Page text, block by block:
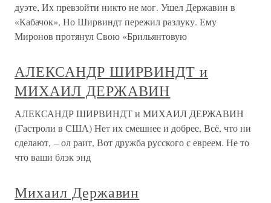
дуэте, Их превзойти никто не мог. Ушел Державин в
«Кабачок», Но Ширвиндт пережил разлуку. Ему
Миронов протянул Свою «Брильянтовую
АЛЕКСАНДР ШИРВИНДТ и
МИХАИЛ ДЕРЖАВИН
АЛЕКСАНДР ШИРВИНДТ и МИХАИЛ ДЕРЖАВИН
(Гастроли в США) Нет их смешнее и добрее, Всё, что ни
сделают, – ол раит, Вот дружба русского с евреем. Не то
что ваши блэк энд
Михаил Державин